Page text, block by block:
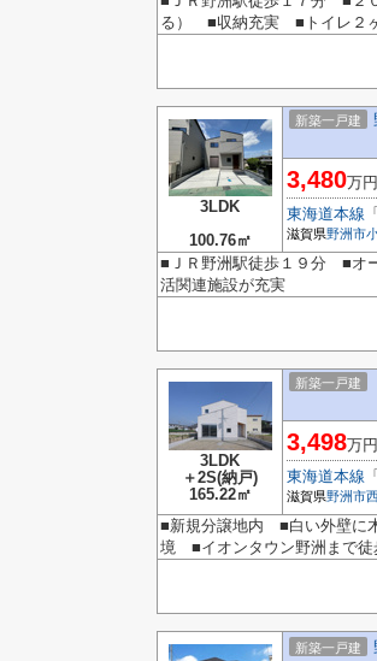
る） ■収納充実 ■トイレ２
3LDK
100.76㎡
新築一戸建
3,480万円
東海道本線
滋賀県野洲市
■ＪＲ野洲駅徒歩１９分 ■
活関連施設が充実
3LDK
＋2S(納戸)
165.22㎡
新築一戸建
3,498万円
東海道本線
滋賀県野洲市
■新規分譲地内 ■白い外壁に
境 ■イオンタウン野洲まで徒
新築一戸建